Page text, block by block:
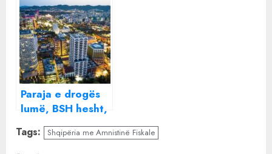
parave,
trafikantët me
ndihmën e disa
bankave dhe
personazhe te
Parajsave Fiskale
e kanë kthyer
vendin në
“lavatriçe”
Paraja e drogës
lumë, BSH hesht,
Njësia Kundër
Pastrimit të
Tags: Shqipëria me Amnistinë Fiskale